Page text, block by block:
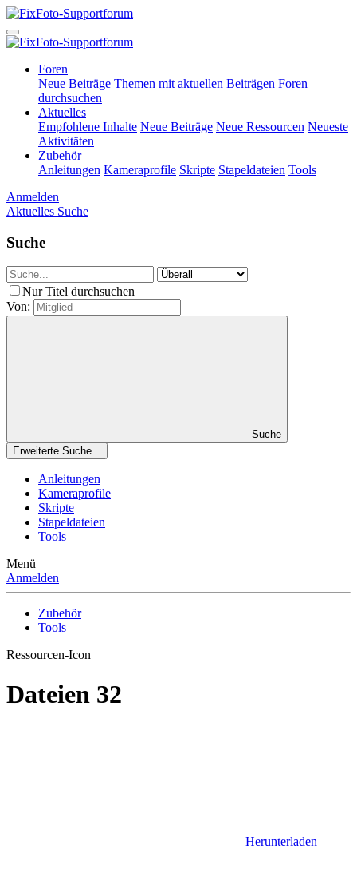
Foren
Neue Beiträge Themen mit aktuellen Beiträgen Foren
durchsuchen
Aktuelles
Empfohlene Inhalte Neue Beiträge Neue Ressourcen Neueste
Aktivitäten
Zubehör
Anleitungen Kameraprofile Skripte Stapeldateien Tools
Anmelden
Aktuelles Suche
Suche
Nur Titel durchsuchen
Von:
Suche
Erweiterte Suche...
Anleitungen
Kameraprofile
Skripte
Stapeldateien
Tools
Menü
Anmelden
Zubehör
Tools
Ressourcen-Icon
Dateien 32
Herunterladen